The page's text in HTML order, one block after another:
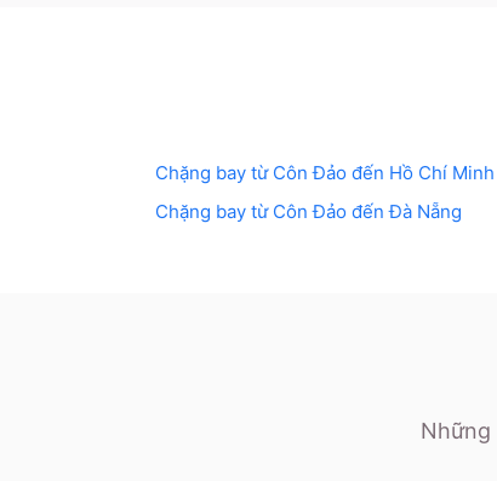
Chặng bay từ Côn Đảo đến Hồ Chí Minh
Chặng bay từ Côn Đảo đếnĐà Nẵng
Những